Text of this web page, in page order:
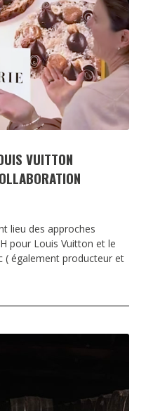
VUITTON
lieu des approches
pour Louis Vuitton et le
( également producteur et